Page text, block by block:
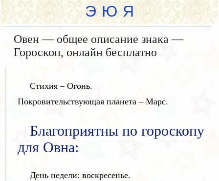
Э Ю Я
Овен — общее описание знака —
Гороскоп, онлайн бесплатно
Стихия – Огонь.
Покровительствующая планета – Марс.
Благоприятны по гороскопу
для Овна:
День недели: воскресенье.